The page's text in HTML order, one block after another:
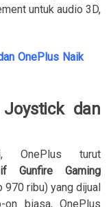
untuk audio 3D,
OnePlus Naik
Joystick dan
OnePlus turut
Gunfire Gaming
ribu) yang dijual
biasa, OnePlus